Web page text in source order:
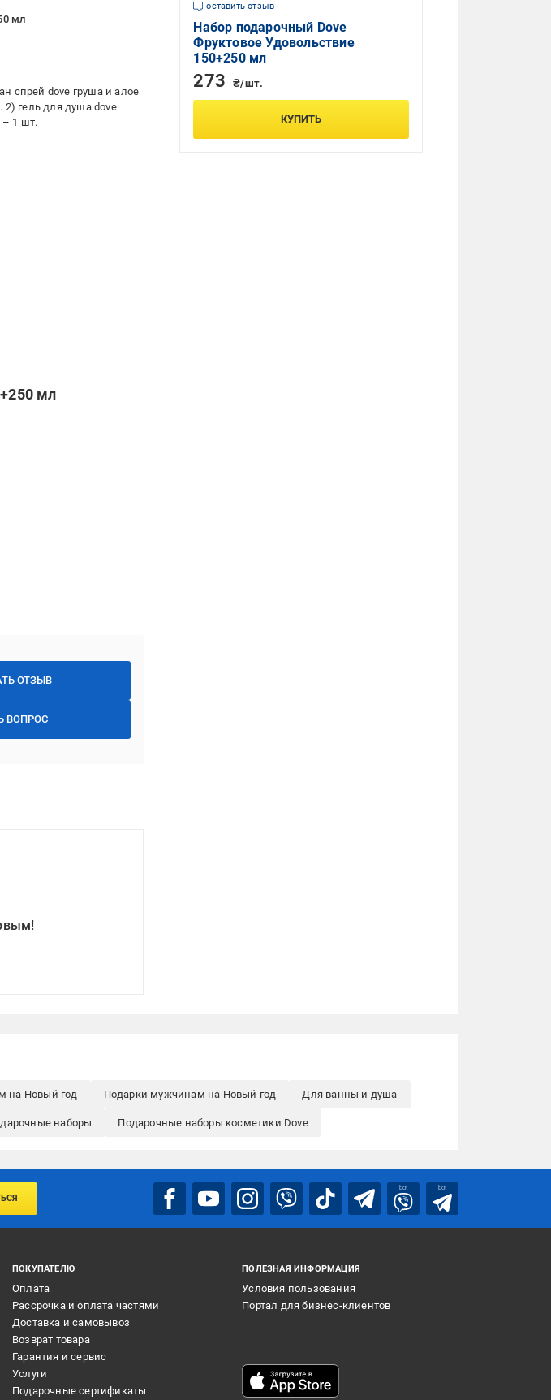
мл
спрей dove груша и алое
2) гель для душа dove
– 1 шт.
мл
ОТЗЫВ
ВОПРОС
оставить отзыв
Набор подарочный Dove
Фруктовое Удовольствие
150+250 мл
273 ₴/шт.
КУПИТЬ
на Новый год Подарки мужчинам на Новый год Для ванны и душа
наборы Подарочные наборы косметики Dove
bot bot
ПОКУПАТЕЛЮ
Оплата
Рассрочка и оплата частями
Доставка и самовывоз
Возврат товара
Гарантия и сервис
Услуги
Подарочные сертификаты
ПОЛЕЗНАЯ ИНФОРМАЦИЯ
Условия пользования
Портал для бизнес-клиентов